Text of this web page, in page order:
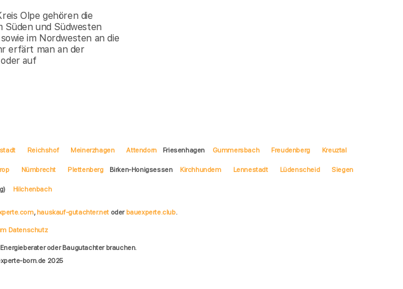
Olpe gehören die
Süden und Südwesten
im Nordwesten an die
erfärt man an der
auf
Reichshof Meinerzhagen Attendorn Friesenhagen Gummersbach Freudenberg Kreuztal
Nümbrecht Plettenberg Birken-Honigsessen Kirchhundem Lennestadt Lüdenscheid Siegen
Hilchenbach
, hauskauf-gutachter.net oder bauexperte.club.
Datenschutz
oder Baugutachter brauchen.
born.de 2025